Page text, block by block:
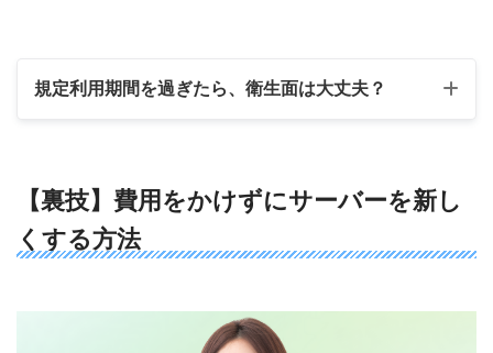
規定利用期間を過ぎたら、衛生面は大丈夫？
【裏技】費用をかけずにサーバーを新し
くする方法